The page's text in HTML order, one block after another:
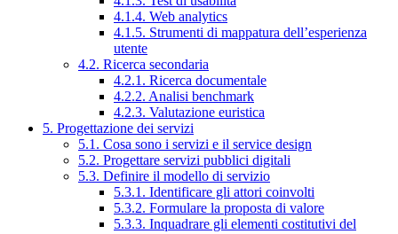
4.1.4. Web analytics
4.1.5. Strumenti di mappatura dell’esperienza
utente
4.2. Ricerca secondaria
4.2.1. Ricerca documentale
4.2.2. Analisi benchmark
4.2.3. Valutazione euristica
5. Progettazione dei servizi
5.1. Cosa sono i servizi e il service design
5.2. Progettare servizi pubblici digitali
5.3. Definire il modello di servizio
5.3.1. Identificare gli attori coinvolti
5.3.2. Formulare la proposta di valore
5.3.3. Inquadrare gli elementi costitutivi del